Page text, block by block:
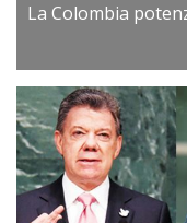
La Colombia